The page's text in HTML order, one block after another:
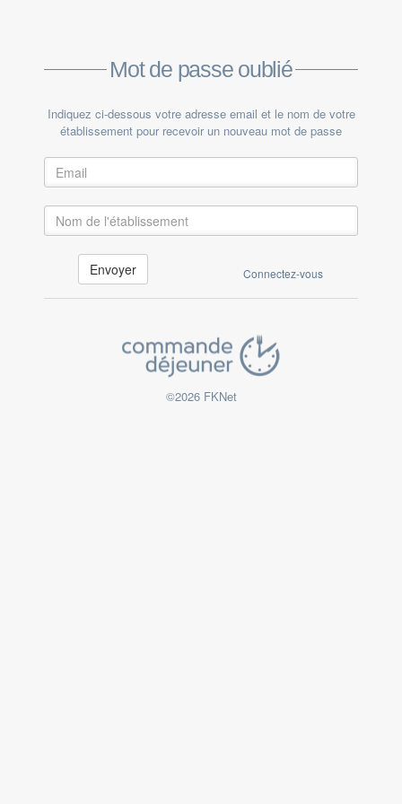
Mot de passe oublié
Indiquez ci-dessous votre adresse email et le nom de votre
établissement pour recevoir un nouveau mot de passe
Connectez-vous
©2026 FKNet